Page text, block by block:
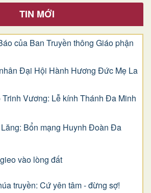
TIN MỚI
của Ban Truyền thông Giáo phận
Đại Hội Hành Hương Đức Mẹ La
Trinh Vương: Lễ kính Thánh Đa Minh
Bổn mạng Huynh Đoàn Đa
vào lòng đất
truyền: Cứ yên tâm - đừng sợ!